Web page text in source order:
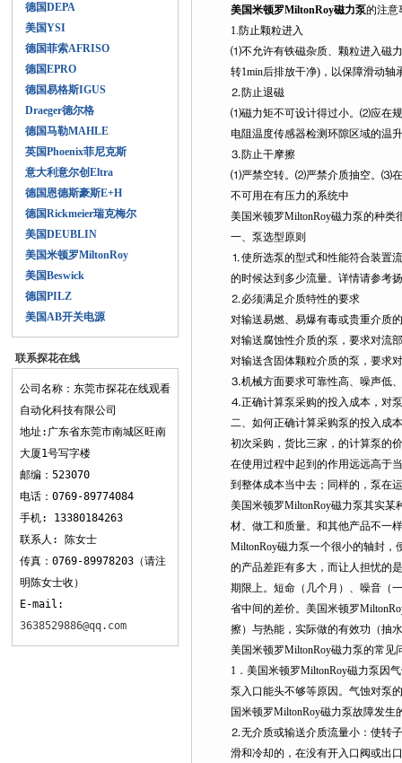
德国DEPA
美国YSI
德国菲索AFRISO
德国EPRO
德国易格斯IGUS
Draeger德尔格
德国马勒MAHLE
英国Phoenix菲尼克斯
意大利意尔创Eltra
德国恩德斯豪斯E+H
德国Rickmeier瑞克梅尔
美国DEUBLIN
美国米顿罗MiltonRoy
美国Beswick
德国PILZ
美国AB开关电源
联系探花在线
观看
公司名称：东莞市探花在线观看
自动化科技有限公司
地址:广东省东莞市南城区旺南
大厦1号写字楼
邮编：523070
电话：0769-89774084
手机: 13380184263
联系人: 陈女士
传真：0769-89978203（请注
明陈女士收）
E-mail:
3638529886@qq.com
美国米顿罗MiltonRoy磁力泵的注意
1.防止颗粒进入
⑴不允许有铁磁杂质、颗粒进入磁
转1min后排放干净)，以保障滑动轴
⒉防止退磁
⑴磁力矩不可设计得过小。⑵应在
电阻温度传感器检测环隙区域的温升
⒊防止干摩擦
⑴严禁空转。⑵严禁介质抽空。⑶
不可用在有压力的系统中
美国米顿罗MiltonRoy磁力泵的种类很多
一、泵选型原则
⒈使所选泵的型式和性能符合装置流量
的时候达到多少流量。详情请参考扬
⒉必须满足介质特性的要求
对输送易燃、易爆有毒或贵重介质
对输送腐蚀性介质的泵，要求对流
对输送含固体颗粒介质的泵，要求对
⒊机械方面要求可靠性高、噪声低、
⒋正确计算泵采购的投入成本，对泵生
二、如何正确计算采购泵的投入成本
初次采购，货比三家，的计算
在使用过程中起到的作用远远高于当
到整体成本当中去；同样的，
美国米顿罗MiltonRoy磁力泵其实某种
材、做工和质量。和其他产品不
MiltonRoy磁力泵一个很小的轴封
的产品差距有多大，而让人担忧
期限上。短命（几个月）、噪音
省中间的差价。美国米顿罗
擦）与热能，实际做的有效功（抽水
美国米顿罗MiltonRoy磁力泵的常见
1．美国米顿罗MiltonRoy磁力泵因气蚀
泵入口能头不够等原因。气蚀对泵的
国米顿罗MiltonRoy磁力泵故障发生的
⒉无介质或输送介质流量小：使转
滑和冷却的，在没有开入口阀或出